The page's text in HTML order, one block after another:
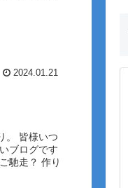
2024.01.21
。 皆様いつ
ブログです
馳走？ 作り